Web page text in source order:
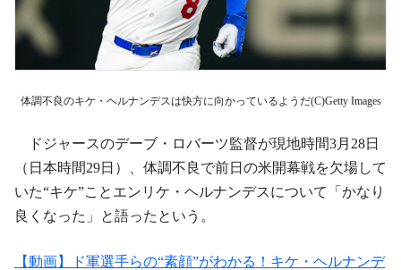
体調不良のキケ・ヘルナンデスは快方に向かっているようだ(C)Getty Images
ドジャースのデーブ・ロバーツ監督が現地時間3月28日
（日本時間29日）、体調不良で前日の米開幕戦を欠場して
いた“キケ”ことエンリケ・ヘルナンデスについて「かなり
良くなった」と語ったという。
【動画】ド軍選手らの“素顔”がわかる！キケ・ヘルナンデ